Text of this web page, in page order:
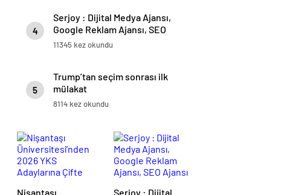
4
Serjoy : Dijital Medya Ajansı,
Google Reklam Ajansı, SEO
Ajansı ve Web Tasarım Ajansı
11345 kez okundu
5
Trump’tan seçim sonrası ilk
mülakat
8114 kez okundu
Nişantaşı
Serjoy : Dijital